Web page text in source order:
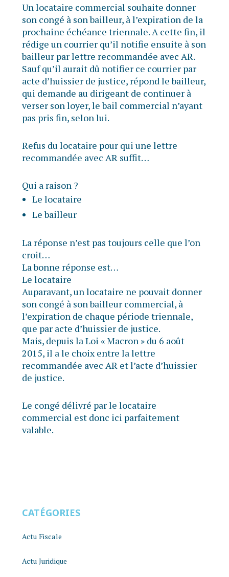
Un locataire commercial souhaite donner
son congé à son bailleur, à l’expiration de la
prochaine échéance triennale. A cette fin, il
rédige un courrier qu’il notifie ensuite à son
bailleur par lettre recommandée avec AR.
Sauf qu’il aurait dû notifier ce courrier par
acte d’huissier de justice, répond le bailleur,
qui demande au dirigeant de continuer à
verser son loyer, le bail commercial n’ayant
pas pris fin, selon lui.
Refus du locataire pour qui une lettre
recommandée avec AR suffit…
Qui a raison ?
Le locataire
Le bailleur
La réponse n’est pas toujours celle que l’on
croit…
La bonne réponse est…
Le locataire
Auparavant, un locataire ne pouvait donner
son congé à son bailleur commercial, à
l’expiration de chaque période triennale,
que par acte d’huissier de justice.
Mais, depuis la Loi « Macron » du 6 août
2015, il a le choix entre la lettre
recommandée avec AR et l’acte d’huissier
de justice.
Le congé délivré par le locataire
commercial est donc ici parfaitement
valable.
CATÉGORIES
Actu Fiscale
Actu Juridique